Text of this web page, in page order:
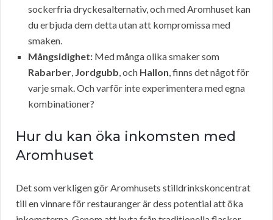
sockerfria dryckesalternativ, och med Aromhuset kan
du erbjuda dem detta utan att kompromissa med
smaken.
Mångsidighet: Med många olika smaker som
Rabarber, Jordgubb, och Hallon, finns det något för
varje smak. Och varför inte experimentera med egna
kombinationer?
Hur du kan öka inkomsten med
Aromhuset
Det som verkligen gör Aromhusets stilldrinkskoncentrat
till en vinnare för restauranger är dess potential att öka